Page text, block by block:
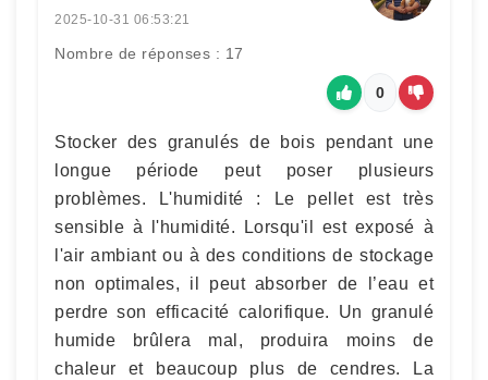
2025-10-31 06:53:21
Nombre de réponses : 17
0
Stocker des granulés de bois pendant une
longue période peut poser plusieurs
problèmes. L'humidité : Le pellet est très
sensible à l'humidité. Lorsqu'il est exposé à
l'air ambiant ou à des conditions de stockage
non optimales, il peut absorber de l’eau et
perdre son efficacité calorifique. Un granulé
humide brûlera mal, produira moins de
chaleur et beaucoup plus de cendres. La